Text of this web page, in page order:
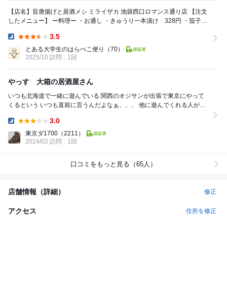
【店名】旨唐揚げと居酒メシ ミライザカ 池袋西口ロマンス通り店 【注文
したメニュー】 ー料理ー ・お通し ・きゅうり一本漬け 328円 ・茄子の
3.5
とある大学生のはらぺこ便り
（70）
2025/10 訪問
1回
やっす 大箱の居酒屋さん
いつも北海道で一緒に遊んでいる 関西のオジサンが出張で東京にやって
くるという いつも直前に言うんだよなぁ、、、 他に遊んでくれる人がい
3.0
東京ダ1700 （2211）
2024/02 訪問
1回
口コミをもっと見る（65人）
店舗情報（詳細） 修正
アクセス 住所を修正